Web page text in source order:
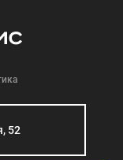
52